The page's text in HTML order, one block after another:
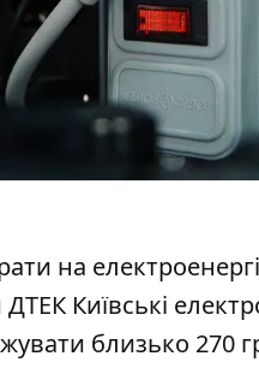
на
Київські
близько 270